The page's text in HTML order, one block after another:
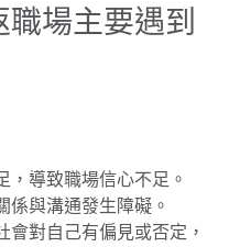
場主要遇到
，導致職場信心不足。
係與溝通發生障礙。
會對自己有偏見或否定，